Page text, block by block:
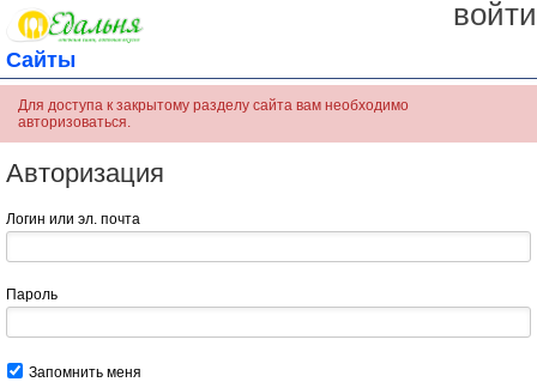
войти
Сайты
Для доступа к закрытому разделу сайта вам необходимо
авторизоваться.
Авторизация
Логин или эл. почта
Пароль
Запомнить меня